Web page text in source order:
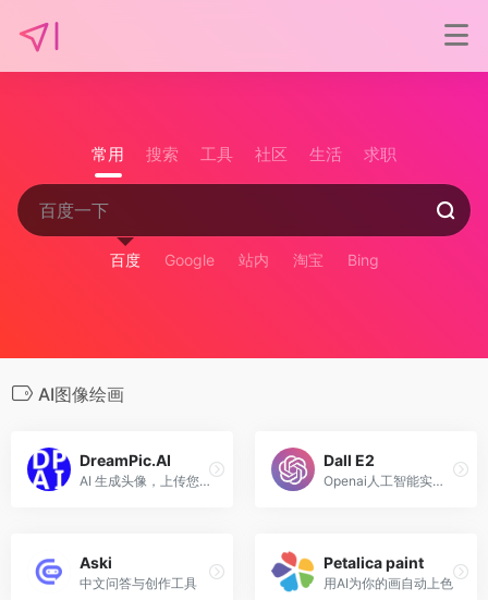
常用 搜索 工具 社区 生活 求职
百度 Google 站内 淘宝 Bing
AI图像绘画
DreamPic.AI
AI 生成头像，上传您的照片、选择风格，然后让 AI 来完成这项工作。
Dall E2
Openai人工智能实验室开发的一款文字生成图像智能系统
Aski
中文问答与创作工具
Petalica paint
用AI为你的画自动上色